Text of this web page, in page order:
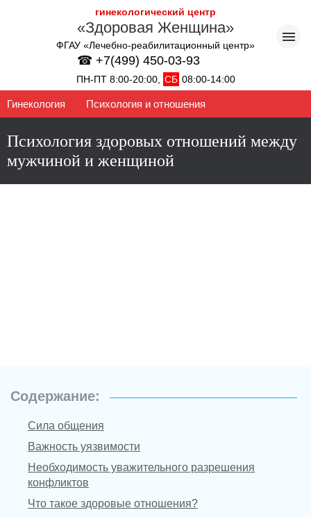
гинекологический центр
«Здоровая Женщина»
ФГАУ «Лечебно-реабилитационный центр»
☎ +7(499) 450-03-93
ПН-ПТ 8:00-20:00, СБ 08:00-14:00
Гинекология Психология и отношения
Психология здоровых отношений между
мужчиной и женщиной
Содержание:
Сила общения
Важность уязвимости
Необходимость уважительного разрешения
конфликтов
Что такое здоровые отношения?